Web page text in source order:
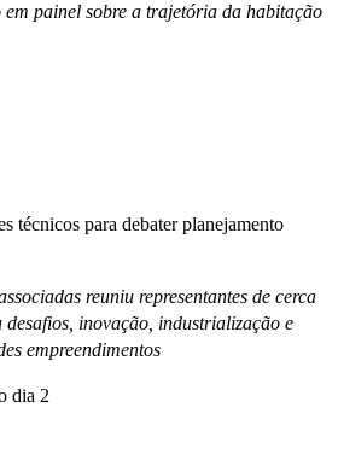
em painel sobre a trajetória da habitação
técnicos para debater planejamento
reuniu representantes de cerca
desafios, inovação, industrialização e
empreendimentos
dia 2